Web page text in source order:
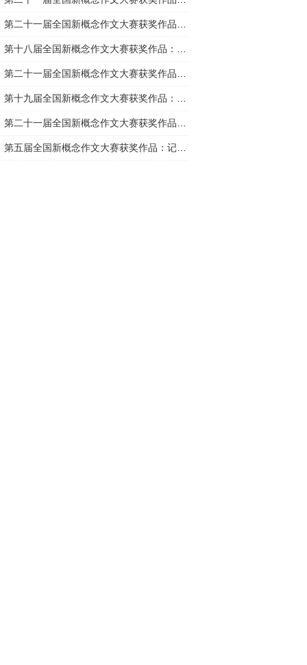
第二十一届全国新概念作文大赛获奖作品：房客
第十八届全国新概念作文大赛获奖作品：程小姐与X书店
第二十一届全国新概念作文大赛获奖作品：蜂王是母的
第十九届全国新概念作文大赛获奖作品：洛桑的短笛
第二十一届全国新概念作文大赛获奖作品：空气
第五届全国新概念作文大赛获奖作品：记得要忘记